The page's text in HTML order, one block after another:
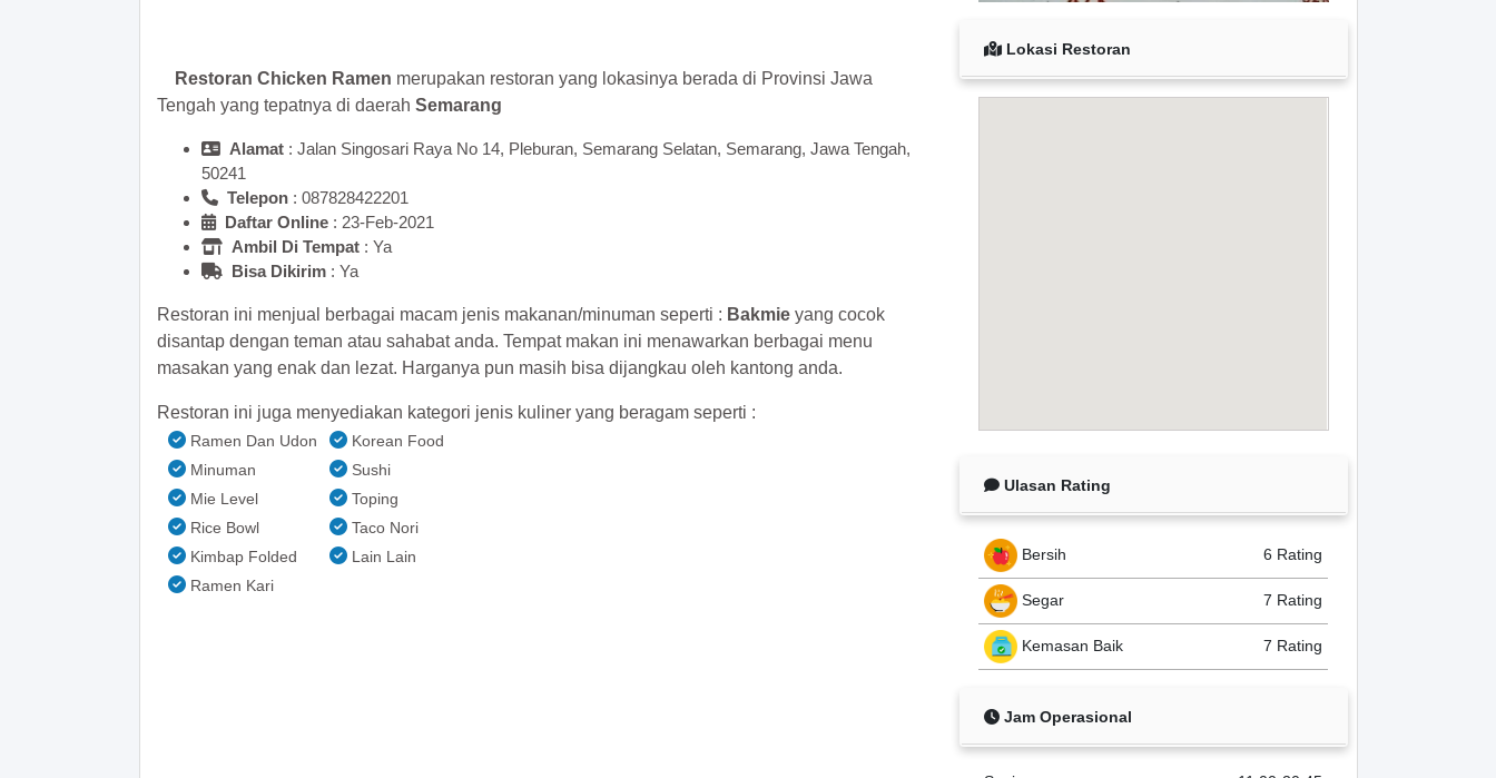
Restoran Chicken Ramen merupakan restoran yang lokasinya berada di Provinsi Jawa
Tengah yang tepatnya di daerah Semarang
Alamat : Jalan Singosari Raya No 14, Pleburan, Semarang Selatan, Semarang, Jawa Tengah,
50241
Telepon :
Daftar Online : 23-Feb-2021
Ambil Di Tempat : Ya
Bisa Dikirim : Ya
Restoran ini menjual berbagai macam jenis makanan/minuman seperti : Bakmie yang cocok
disantap dengan teman atau sahabat anda. Tempat makan ini menawarkan berbagai menu
masakan yang enak dan lezat. Harganya pun masih bisa dijangkau oleh kantong anda.
Restoran ini juga menyediakan kategori jenis kuliner yang beragam seperti :
Ramen Dan Udon
Korean Food
Minuman
Sushi
Mie Level
Toping
Rice Bowl
Taco Nori
Kimbap Folded
Lain Lain
Ramen Kari
Lokasi Restoran
Ulasan Rating
Bersih 6 Rating
Segar 7 Rating
Kemasan Baik 7 Rating
Jam Operasional